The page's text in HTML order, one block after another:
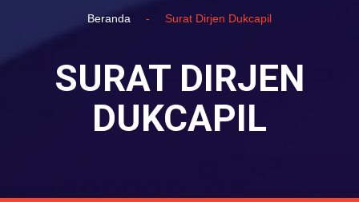
Beranda - Surat Dirjen Dukcapil
SURAT DIRJEN
DUKCAPIL